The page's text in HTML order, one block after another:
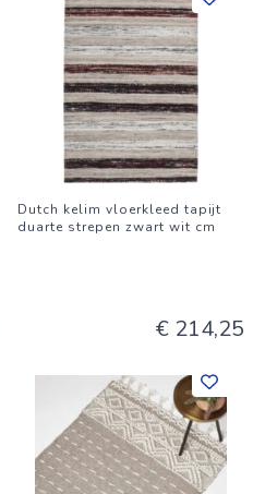
Dutch kelim vloerkleed tapijt
duarte strepen zwart wit cm
€ 214,25